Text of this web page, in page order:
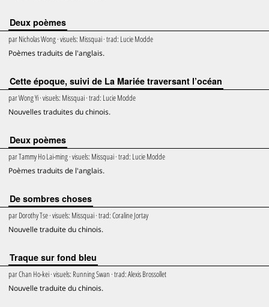
Deux poèmes
parNicholas Wong· visuels: Missquai· trad: Lucie Modde
Poèmes traduits de l'anglais.
Cette époque, suivi de La Mariée traversant l’océan
parWong Yi· visuels: Missquai· trad: Lucie Modde
Nouvelles traduites du chinois.
Deux poèmes
parTammy Ho Lai-ming· visuels: Missquai· trad: Lucie Modde
Poèmes traduits de l'anglais.
De sombres choses
parDorothy Tse· visuels: Missquai· trad:Coraline Jortay
Nouvelle traduite du chinois.
Traque sur fond bleu
parChan Ho-kei· visuels: Running Swan · trad:Alexis Brossollet
Nouvelle traduite du chinois.